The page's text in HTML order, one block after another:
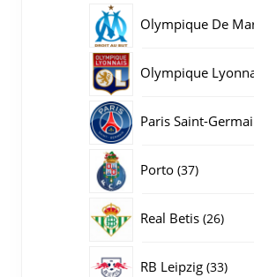
Olympique De
Olympique
Paris Saint-
Porto 3737
Real Betis 2626
RB Leipzig 3333